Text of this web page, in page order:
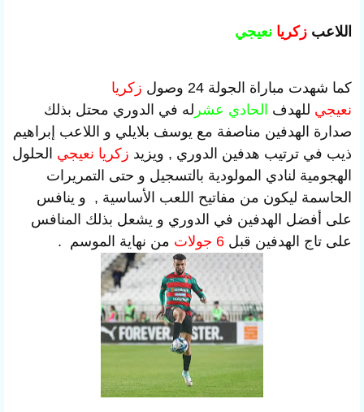
اللاعب زكريا نعيجي
كما شهدت مباراة الجولة 24 وصول
زكريا
نعيجي للهدف الحادي عشر له في الدوري محتل بذلك
صدارة الهدفين مناصفة مع يوسف بلايلي و اللاعب إبراهيم
ذيب في ترتيب هدفين الدوري , ويزيد زكريا نعيجي الحلول
الهجومية لنادي المولودية بالتسجيل و حتى التمريرات
الحاسمة ليكون من مفاتيح اللعب الأساسية , و ينافس
على أفضل الهدفين في الدوري و يشعل بذلك المنافس
على تاج الهدفين قبل 6 جولات من نهاية الموسم .